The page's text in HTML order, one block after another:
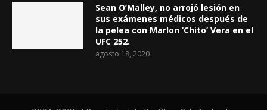
Sean O’Malley, no arrojó lesión en
sus exámenes médicos después de
la pelea con Marlon ‘Chito’ Vera en el
UFC 252.
agosto 18, 2020